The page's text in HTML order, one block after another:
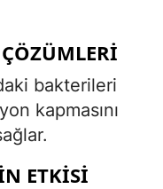
bakterileri
kapmasını
ETKISI